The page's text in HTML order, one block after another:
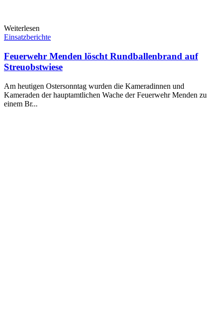
Weiterlesen
Einsatzberichte
Feuerwehr Menden löscht Rundballenbrand auf
Streuobstwiese
Am heutigen Ostersonntag wurden die Kameradinnen und
Kameraden der hauptamtlichen Wache der Feuerwehr Menden zu
einem Br...